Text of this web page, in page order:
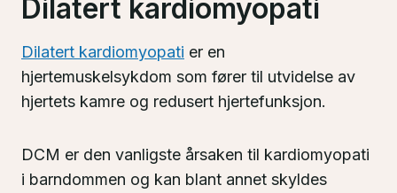
Dilatert kardiomyopati
Dilatert kardiomyopati er en
hjertemuskelsykdom som fører til utvidelse av
hjertets kamre og redusert hjertefunksjon.
DCM er den vanligste årsaken til kardiomyopati
i barndommen og kan blant annet skyldes